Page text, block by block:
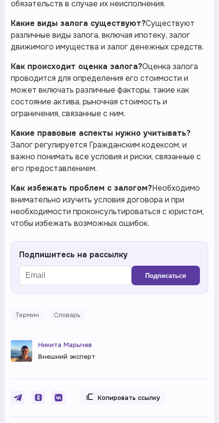
обязательств в случае их неисполнения.
Какие виды залога существуют?Существуют
различные виды залога, включая ипотеку, залог
движимого имущества и залог денежных средств.
Как происходит оценка залога?Оценка залога
проводится для определения его стоимости и
может включать различные факторы, такие как
состояние актива, рыночная стоимость и
ограничения, связанные с ним.
Какие правовые аспекты нужно учитывать?
Залог регулируется Гражданским кодексом, и
важно понимать все условия и риски, связанные с
его предоставлением.
Как избежать проблем с залогом?Необходимо
внимательно изучить условия договора и при
необходимости проконсультироваться с юристом,
чтобы избежать возможных ошибок.
Подпишитесь на рассылку
Подписаться
Термин Словарь
Никита Марычев
Внешний эксперт
Копировать ссылку